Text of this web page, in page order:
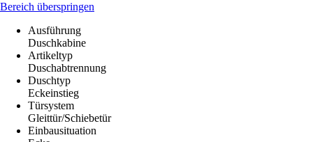
Bereich überspringen
Ausführung
Duschkabine
Artikeltyp
Duschabtrennung
Duschtyp
Eckeinstieg
Türsystem
Gleittür/Schiebetür
Einbausituation